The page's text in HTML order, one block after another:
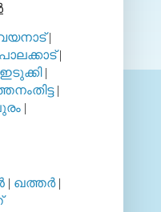
|
പാലക്കാട്|
ഇടുക്കി|
|
|
| ഖത്തര്‍|